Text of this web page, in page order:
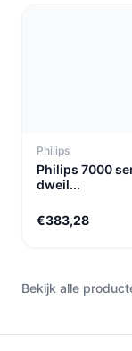
Philips
Philips 7000
dweil...
€383,28
Bekijk alle